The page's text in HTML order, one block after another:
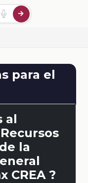
para el
al
la
CREA ?